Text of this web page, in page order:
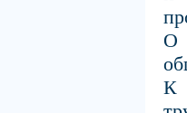
О
К